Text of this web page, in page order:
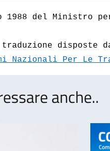
1988 del
disposte
Nazionali Per Le
anche..